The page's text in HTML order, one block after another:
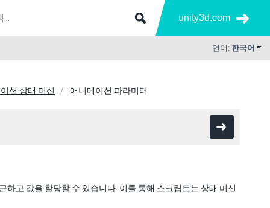
unity3d.com
언어: 한국어
션 상태 머신 애니메이션 파라미터
고 값을 할당할 수 있습니다. 이를 통해 스크립트는 상태 머신